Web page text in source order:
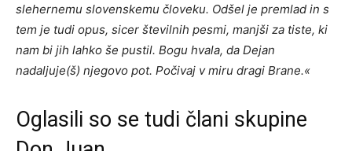
slehernemu slovenskemu človeku. Odšel je premlad in s
tem je tudi opus, sicer številnih pesmi, manjši za tiste, ki
nam bi jih lahko še pustil. Bogu hvala, da Dejan
nadaljuje(š) njegovo pot. Počivaj v miru dragi Brane.«
Oglasili so se tudi člani skupine